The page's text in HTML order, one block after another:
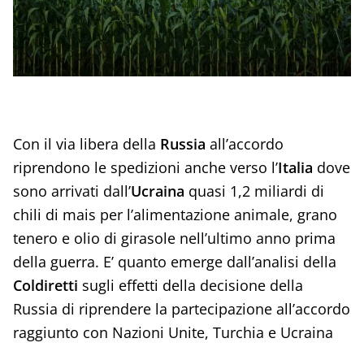
Con il via libera della Russia all’accordo
riprendono le spedizioni anche verso l’Italia dove
sono arrivati dall’Ucraina quasi 1,2 miliardi di
chili di mais per l’alimentazione animale, grano
tenero e olio di girasole nell’ultimo anno prima
della guerra. E’ quanto emerge dall’analisi della
Coldiretti sugli effetti della decisione della
Russia di riprendere la partecipazione all’accordo
raggiunto con Nazioni Unite, Turchia e Ucraina